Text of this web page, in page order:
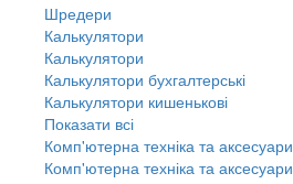
Шредери
Калькулятори
Калькулятори
Калькулятори бухгалтерські
Калькулятори кишенькові
Показати всі
Комп'ютерна техніка та аксесуари
Комп'ютерна техніка та аксесуари